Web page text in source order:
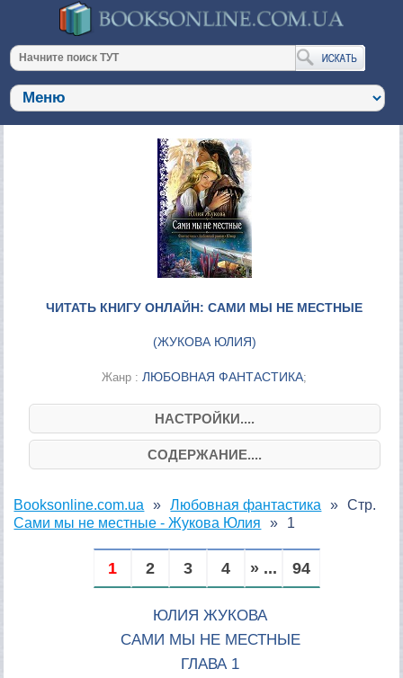
ЧИТАТЬ КНИГУ ОНЛАЙН: САМИ МЫ НЕ МЕСТНЫЕ
(ЖУКОВА ЮЛИЯ)
Жанр :ЛЮБОВНАЯ ФАНТАСТИКА;
НАСТРОЙКИ....
СОДЕРЖАНИЕ....
Booksonline.com.ua
Любовная фантастика
Сами мы не местные - Жукова Юлия
Стр.
1
1 2 3 4 » ... 94
ЮЛИЯ ЖУКОВА
CАМИ МЫ НЕ МЕСТНЫЕ
ГЛАВА 1